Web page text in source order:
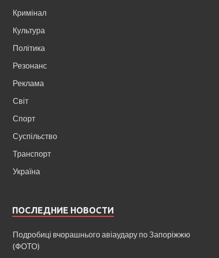
Кримінал
Культура
Політика
Резонанс
Реклама
Світ
Спорт
Суспільство
Транспорт
Україна
ПОСЛЕДНИЕ НОВОСТИ
Подробиці вчорашнього авіаудару по Запоріжжю
(ФОТО)